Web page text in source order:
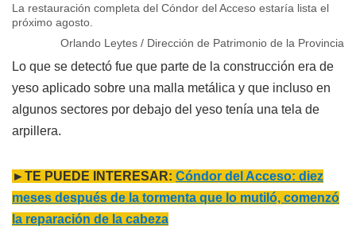
La restauración completa del Cóndor del Acceso estaría lista el
próximo agosto.
Orlando Leytes / Dirección de Patrimonio de la Provincia
Lo que se detectó fue que parte de la construcción era de
yeso aplicado sobre una malla metálica y que incluso en
algunos sectores por debajo del yeso tenía una tela de
arpillera.
►TE PUEDE INTERESAR: Cóndor del Acceso: diez
meses después de la tormenta que lo mutiló, comenzó
la reparación de la cabeza